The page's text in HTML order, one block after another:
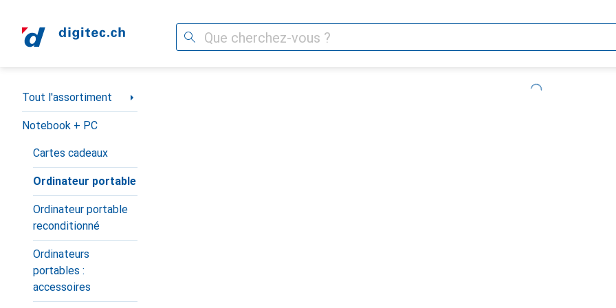
Recherche
Navigation par catégorie
Tout l'assortiment
Notebook + PC
Cartes cadeaux
Ordinateur portable
Ordinateur portable
reconditionné
Ordinateurs
portables :
accessoires